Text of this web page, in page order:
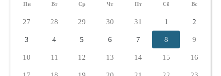
Пн Вт Ср Чт Пт Сб Вс
27 28 29 30 31 1 2
3 4 5 6 7 8 9
10 11 12 13 14 15 16